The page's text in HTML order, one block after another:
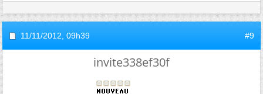
11/11/2012, 09h39 #9
invite338ef30f